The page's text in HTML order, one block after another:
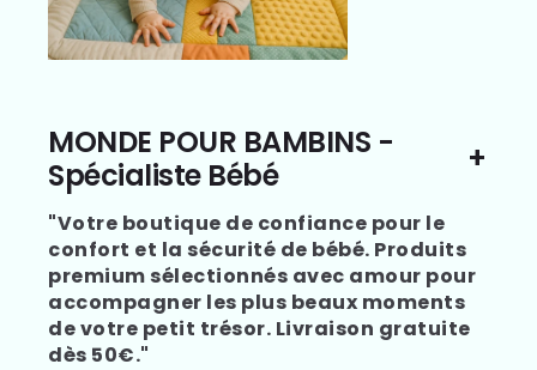
MONDE POUR BAMBINS -
Spécialiste Bébé
"Votre boutique de confiance pour le
confort et la sécurité de bébé. Produits
premium sélectionnés avec amour pour
accompagner les plus beaux moments
de votre petit trésor. Livraison gratuite
dès 50€."